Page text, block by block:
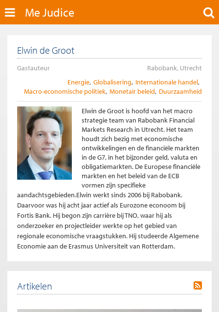
Me Judice
Elwin de Groot
Gastauteur
Rabobank, Utrecht
Energie Globalisering Internationale handel
Macro-economische politiek Monetair beleid Duurzaamheid
Elwin de Groot is hoofd van het macro
strategie team van Rabobank Financial
Markets Research in Utrecht. Het team
houdt zich bezig met economische
ontwikkelingen en de financiële markten
in de G7, in het bijzonder geld, valuta en
obligatiemarkten. De Europese financiële
markten en het beleid van de ECB
vormen zijn specifieke
aandachtsgebieden.Elwin werkt sinds 2006 bij Rabobank.
Daarvoor was hij acht jaar actief als Eurozone econoom bij
Fortis Bank. Hij begon zijn carrière bij TNO, waar hij als
onderzoeker en projectleider werkte op het gebied van
regionale economische vraagstukken. Hij studeerde Algemene
Economie aan de Erasmus Universiteit van Rotterdam.
Artikelen